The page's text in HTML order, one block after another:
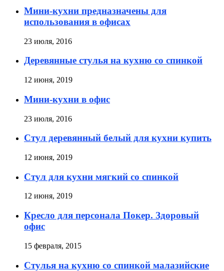
Мини-кухни предназначены для
использования в офисах
23 июля, 2016
Деревянные стулья на кухню со спинкой
12 июня, 2019
Мини-кухни в офис
23 июля, 2016
Стул деревянный белый для кухни купить
12 июня, 2019
Стул для кухни мягкий со спинкой
12 июня, 2019
Кресло для персонала Покер. Здоровый
офис
15 февраля, 2015
Стулья на кухню со спинкой малазийские